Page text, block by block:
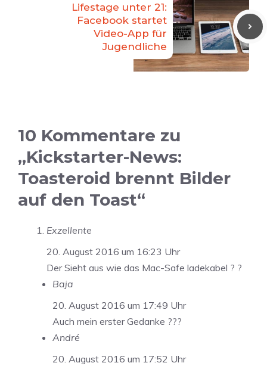
Lifestage unter 21:
Facebook startet
Video-App für
Jugendliche
10 Kommentare zu
„Kickstarter-News:
Toasteroid brennt Bilder
auf den Toast“
Exzellente
20. August 2016 um 16:23 Uhr
Der Sieht aus wie das Mac-Safe ladekabel ? ?
Baja
20. August 2016 um 17:49 Uhr
Auch mein erster Gedanke ???
André
20. August 2016 um 17:52 Uhr